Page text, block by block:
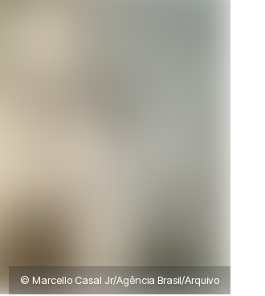
© Marcello Casal Jr/Agência Brasil/Arquivo